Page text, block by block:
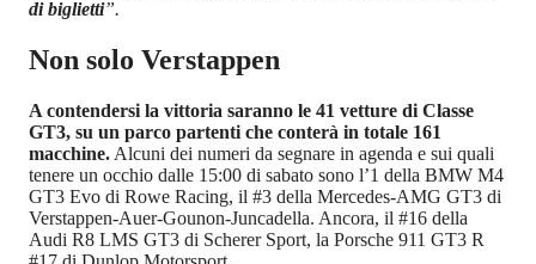
di biglietti”.
Non solo Verstappen
A contendersi la vittoria saranno le 41 vetture di Classe
GT3, su un parco partenti che conterà in totale 161
macchine. Alcuni dei numeri da segnare in agenda e sui quali
tenere un occhio dalle 15:00 di sabato sono l’1 della BMW M4
GT3 Evo di Rowe Racing, il #3 della Mercedes-AMG GT3 di
Verstappen-Auer-Gounon-Juncadella. Ancora, il #16 della
Audi R8 LMS GT3 di Scherer Sport, la Porsche 911 GT3 R